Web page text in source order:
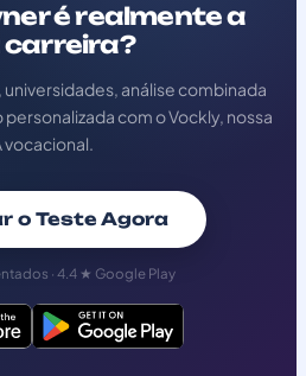
é realmente a
carreira?
análise combinada
com o Vockly, nossa
vocacional.
o Teste Agora
· 4.4 ★ Google Play